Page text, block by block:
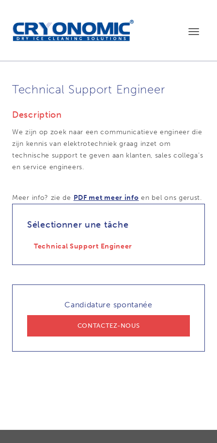
Toggle
Technical Support Engineer
Description
We zijn op zoek naar een communicatieve engineer die
zijn kennis van elektrotechniek graag inzet om
technische support te geven aan klanten, sales collega’s
en service engineers.
Meer info? zie de PDF met meer info en bel ons gerust.
Sélectionner une tâche
Technical Support Engineer
Candidature spontanée
CONTACTEZ-NOUS